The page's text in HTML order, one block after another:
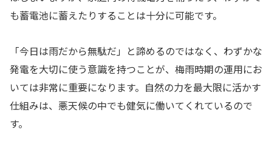
も蓄電池に蓄えたりすることは十分に可能です。
「今日は雨だから無駄だ」と諦めるのではなく、わずかな
発電を大切に使う意識を持つことが、梅雨時期の運用にお
いては非常に重要になります。自然の力を最大限に活かす
仕組みは、悪天候の中でも健気に働いてくれているので
す。